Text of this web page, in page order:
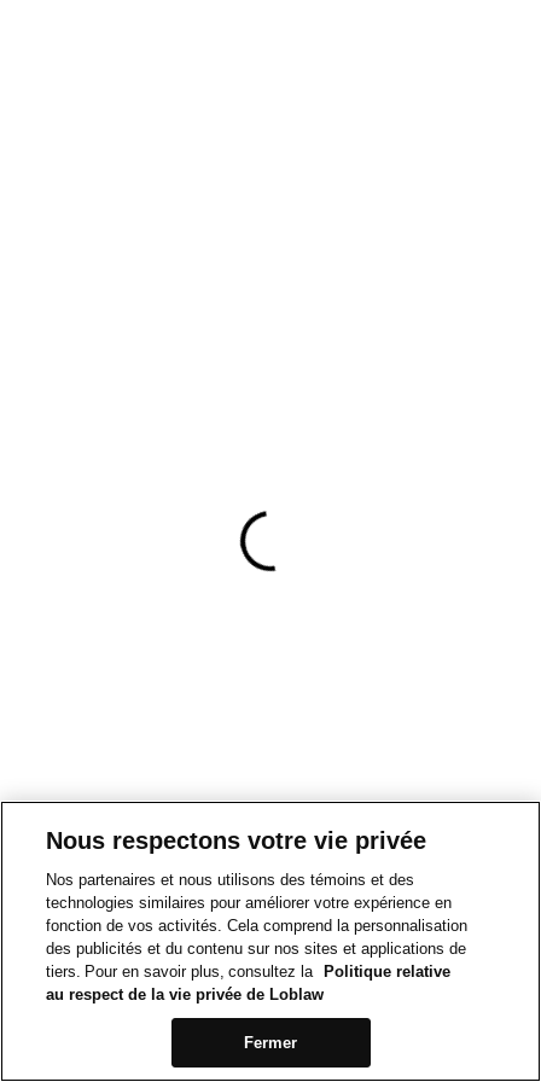
Nous respectons votre vie privée
Nos partenaires et nous utilisons des témoins et des
technologies similaires pour améliorer votre expérience en
fonction de vos activités. Cela comprend la personnalisation
des publicités et du contenu sur nos sites et applications de
tiers. Pour en savoir plus, consultez la
Politique relative
au respect de la vie privée de Loblaw
Fermer